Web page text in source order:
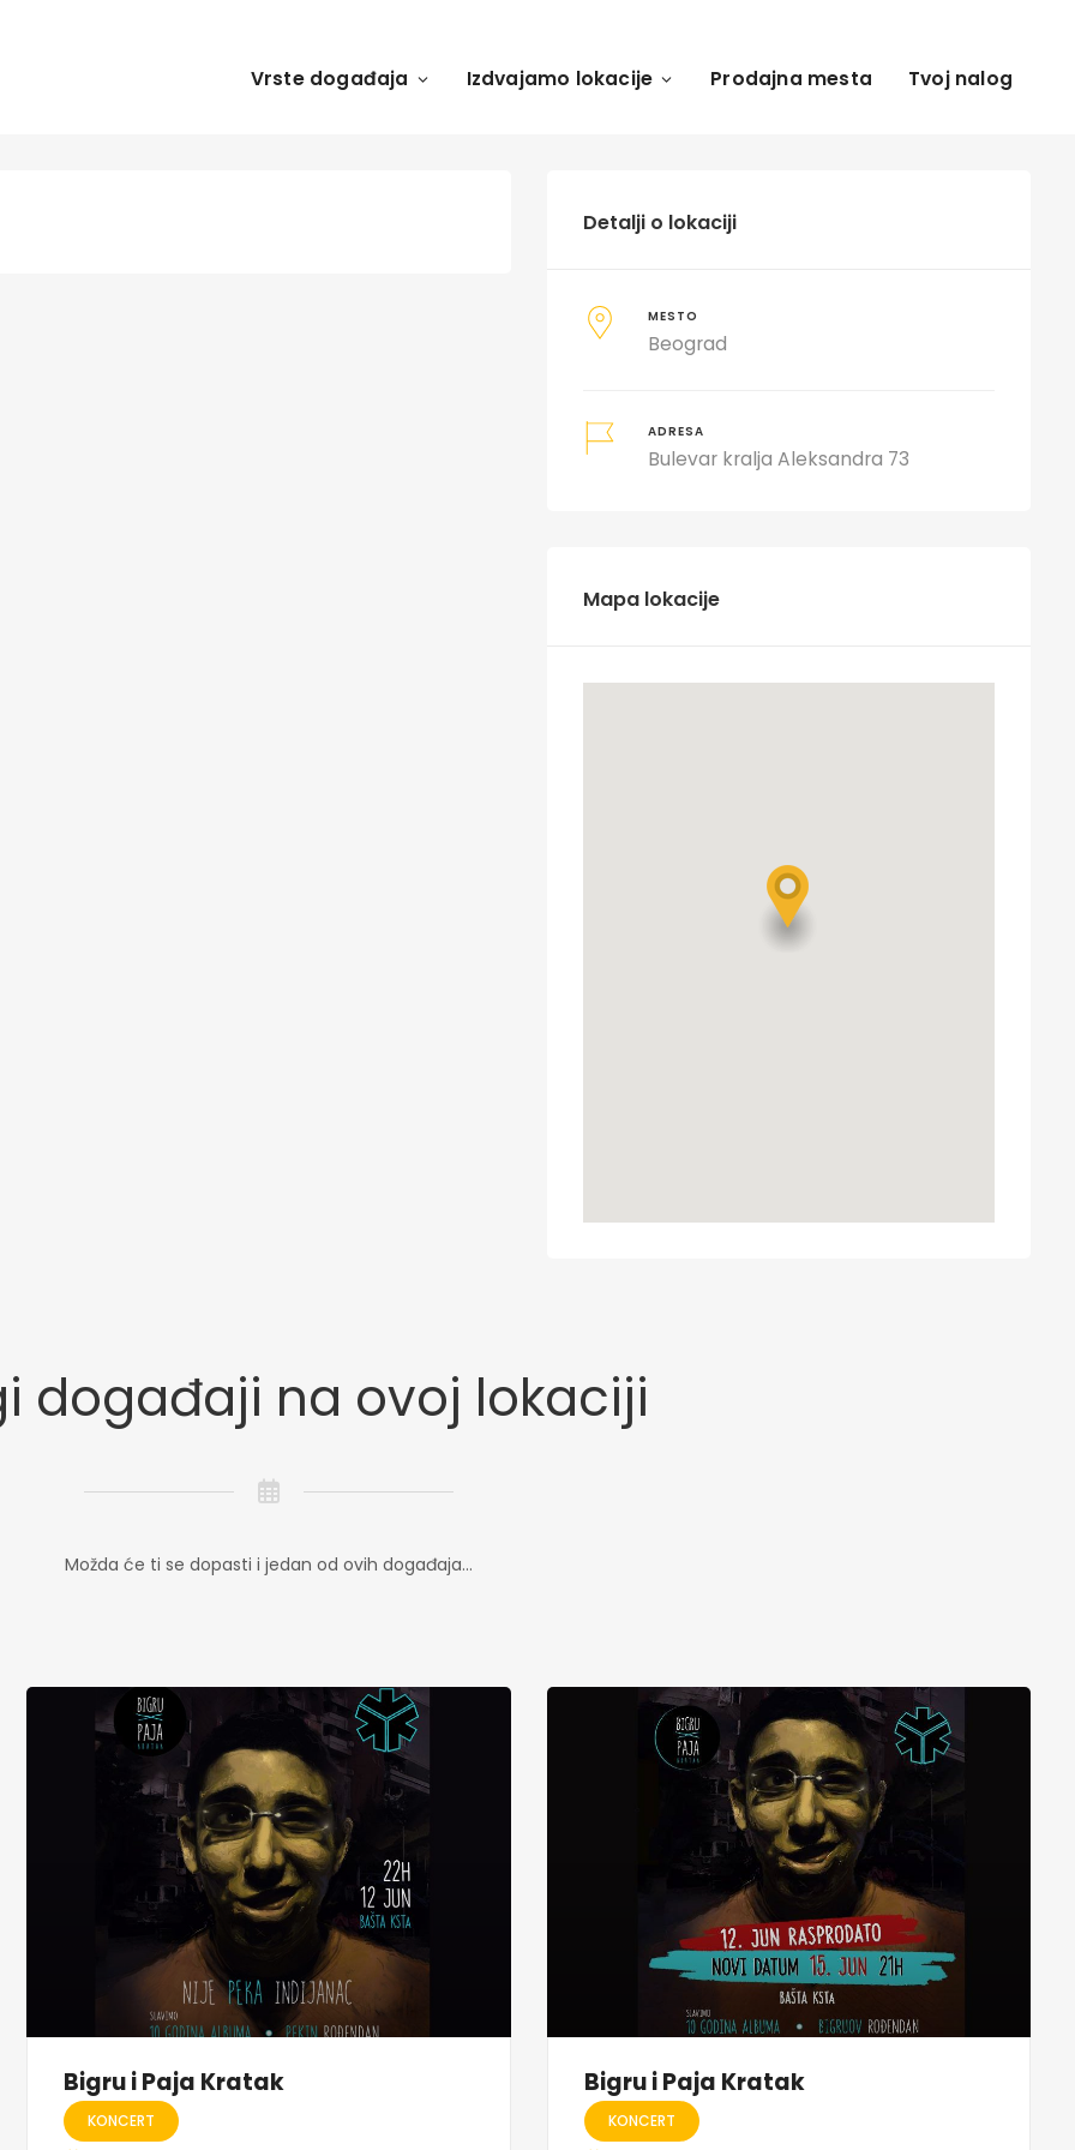
Vrste događaja Izdvajamo lokacije Prodajna mesta Tvoj nalog
Detalji o lokaciji
MESTO
Beograd
ADRESA
Bulevar kralja Aleksandra 73
Mapa lokacije
događaji na ovoj lokaciji
Možda će ti se dopasti i jedan od ovih događaja...
Bigru i Paja Kratak
KONCERT
Bigru i Paja Kratak
KONCERT